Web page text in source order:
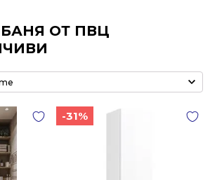
ОТ ПВЦ
-31%